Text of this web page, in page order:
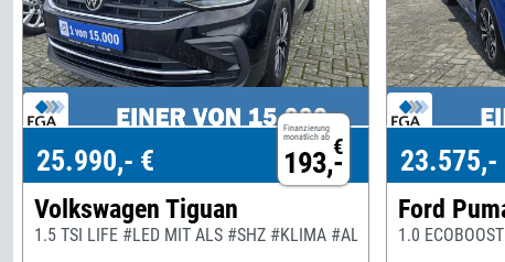
Finanzierung
monatlich ab €
193,-
25.990,- €
Volkswagen Tiguan
1.5 TSI LIFE #LED MIT ALS #SHZ #KLIMA #ALU
23.575,-
Ford
1.0